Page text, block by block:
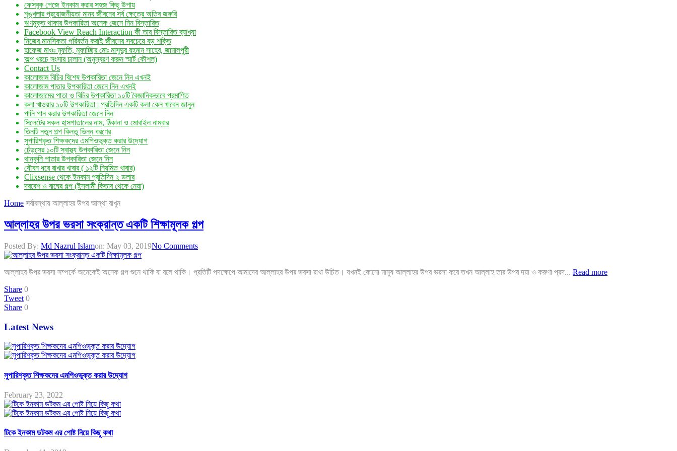
ফেসবুক পেজে ইনকাম করার সহজ কিছু উপায়
শৃঙ্খলার প্রয়োজনীয়তা মানব জীবনের সর্ব ক্ষেত্রে অতিব জরুরি
ঋণমুক্ত থাকার উপকারিতা অনেক জেনে নিন বিস্তারিত
Facebook View Reach Interaction কী তার বিস্তারিত ব্যাখ্যা
নিজের মানসিকতা পরিবর্তন করাই জীবনের সবচেয়ে বড় শক্তি
হাফেজ মাওঃ মুফতি, মুফাচ্ছির মোঃ মাসুদুর রহমান সাহেব, জামালপুরী
অল্প খরচে সংসার চালান (অনুস্বরণ করুন স্মার্ট কৌশল)
Contact Us
কালোজাম বিচির বিশেষ উপকারিতা জেনে নিন এখনই
কালোজাম পাতার উপকারিতা জেনে নিন এখনই
কালোজামের পাতা ও বিচির উপকারিতা ১০টি বৈজ্ঞানিকভাবে প্রমাণিত
কলা খাওয়ার ১০টি উপকারিতা | প্রতিদিন একটি কলা কেন খাবেন জানুন
পানি পান করার উপকারিতা জেনে নিন
সিলেটের সকল হাসপাতালের নাম, ঠিকানা ও মোবাইল নাম্বার
তিনটি নতুন গল্প কিন্তু ভিন্ন ধরণের
সুপারিশকৃত শিক্ষকদের এমপিওভুক্ত করার উদ্যোগ
ঢেঁড়সের ১০টি স্বাস্থ্য উপকারিতা জেনে নিন
থানকুনি পাতার উপকারিতা জেনে নিন
যৌবন ধরে রাখার খাবার ( ১২টি নিয়মিত খাবার)
Clixsense থেকে ইনকাম প্রতিদিন ২ ডলার
দরবেশ ও বাঘের গল্প (ইসলামী কিতাব থেকে নেয়া)
Home সর্বাবস্থায় আল্লাহর উপর আস্থা রাখুন
আল্লাহর উপর ভরসা সংক্রান্ত একটি শিক্ষামূলক গল্প
Posted By: Md Nazrul Islamon: May 03, 2019No Comments
আল্লাহর উপর ভরসা সম্পর্কে অনেকেই অনেক গল্প শুনে থাকি বা বলে থাকি। প্রতিটি পদক্ষেপে আমাদের আল্লাহর উপর ভরসা রাখা উচিত। যখনই কোনো মানুষ আল্লাহর উপর ভরসা করে তখন আল্লাহ তার উপর দয়া ও করুণা প্রদ... Read more
Share 0
Tweet 0
Share 0
Latest News
সুপারিশকৃত শিক্ষকদের এমপিওভুক্ত করার উদ্যোগ
February 23, 2022
টিকে ইনকাম ডটকম এর পোষ্ট নিয়ে কিছু কথা